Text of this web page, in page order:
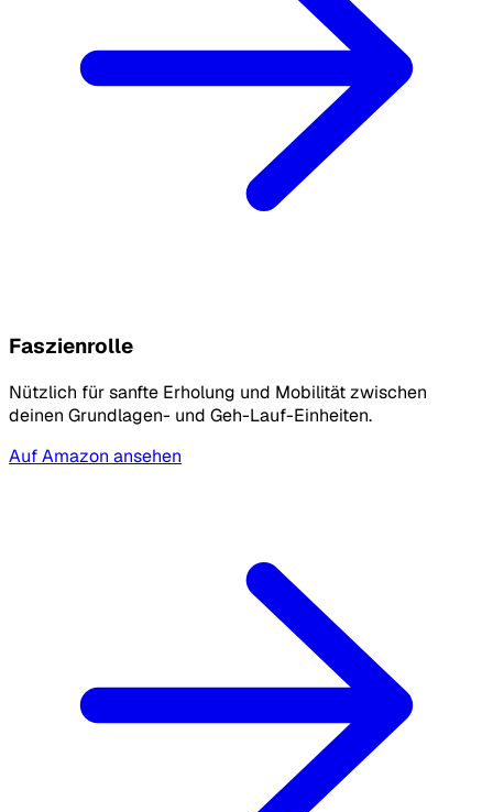
Faszienrolle
Nützlich für sanfte Erholung und Mobilität zwischen
deinen Grundlagen- und Geh-Lauf-Einheiten.
Auf Amazon ansehen